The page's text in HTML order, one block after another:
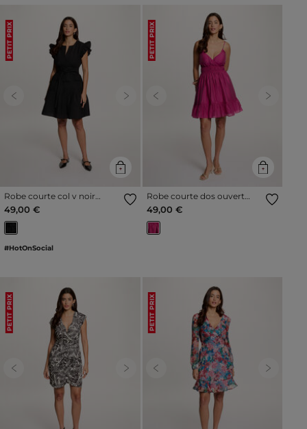
PETIT PRIX
Previous Next
Robe courte col v noir
femme
49,00 €
#HotOnSocial
PETIT PRIX
Previous Next
Robe courte dos ouvert
rose framboise femme
49,00 €
PETIT PRIX
Previous Next
PETIT PRIX
Previous Next